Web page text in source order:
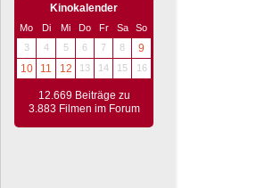
Kinokalender
Mo Di Mi Do Fr Sa
So
3
4 5 6 7 8
9
10
11 12 13 14 15 16
12.669 Beiträge zu
3.883 Filmen im Forum